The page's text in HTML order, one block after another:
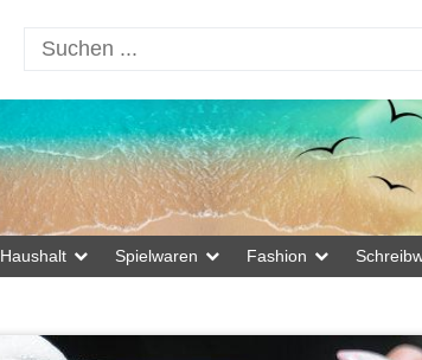
Haushalt Spielwaren Fashion